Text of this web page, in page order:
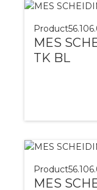
Product
MES
TK BL
Product
MES